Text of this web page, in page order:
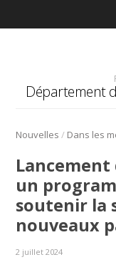
Département
Nouvelles / Dans les
Lancement
un
soutenir la
nouveaux
2 juillet 2024